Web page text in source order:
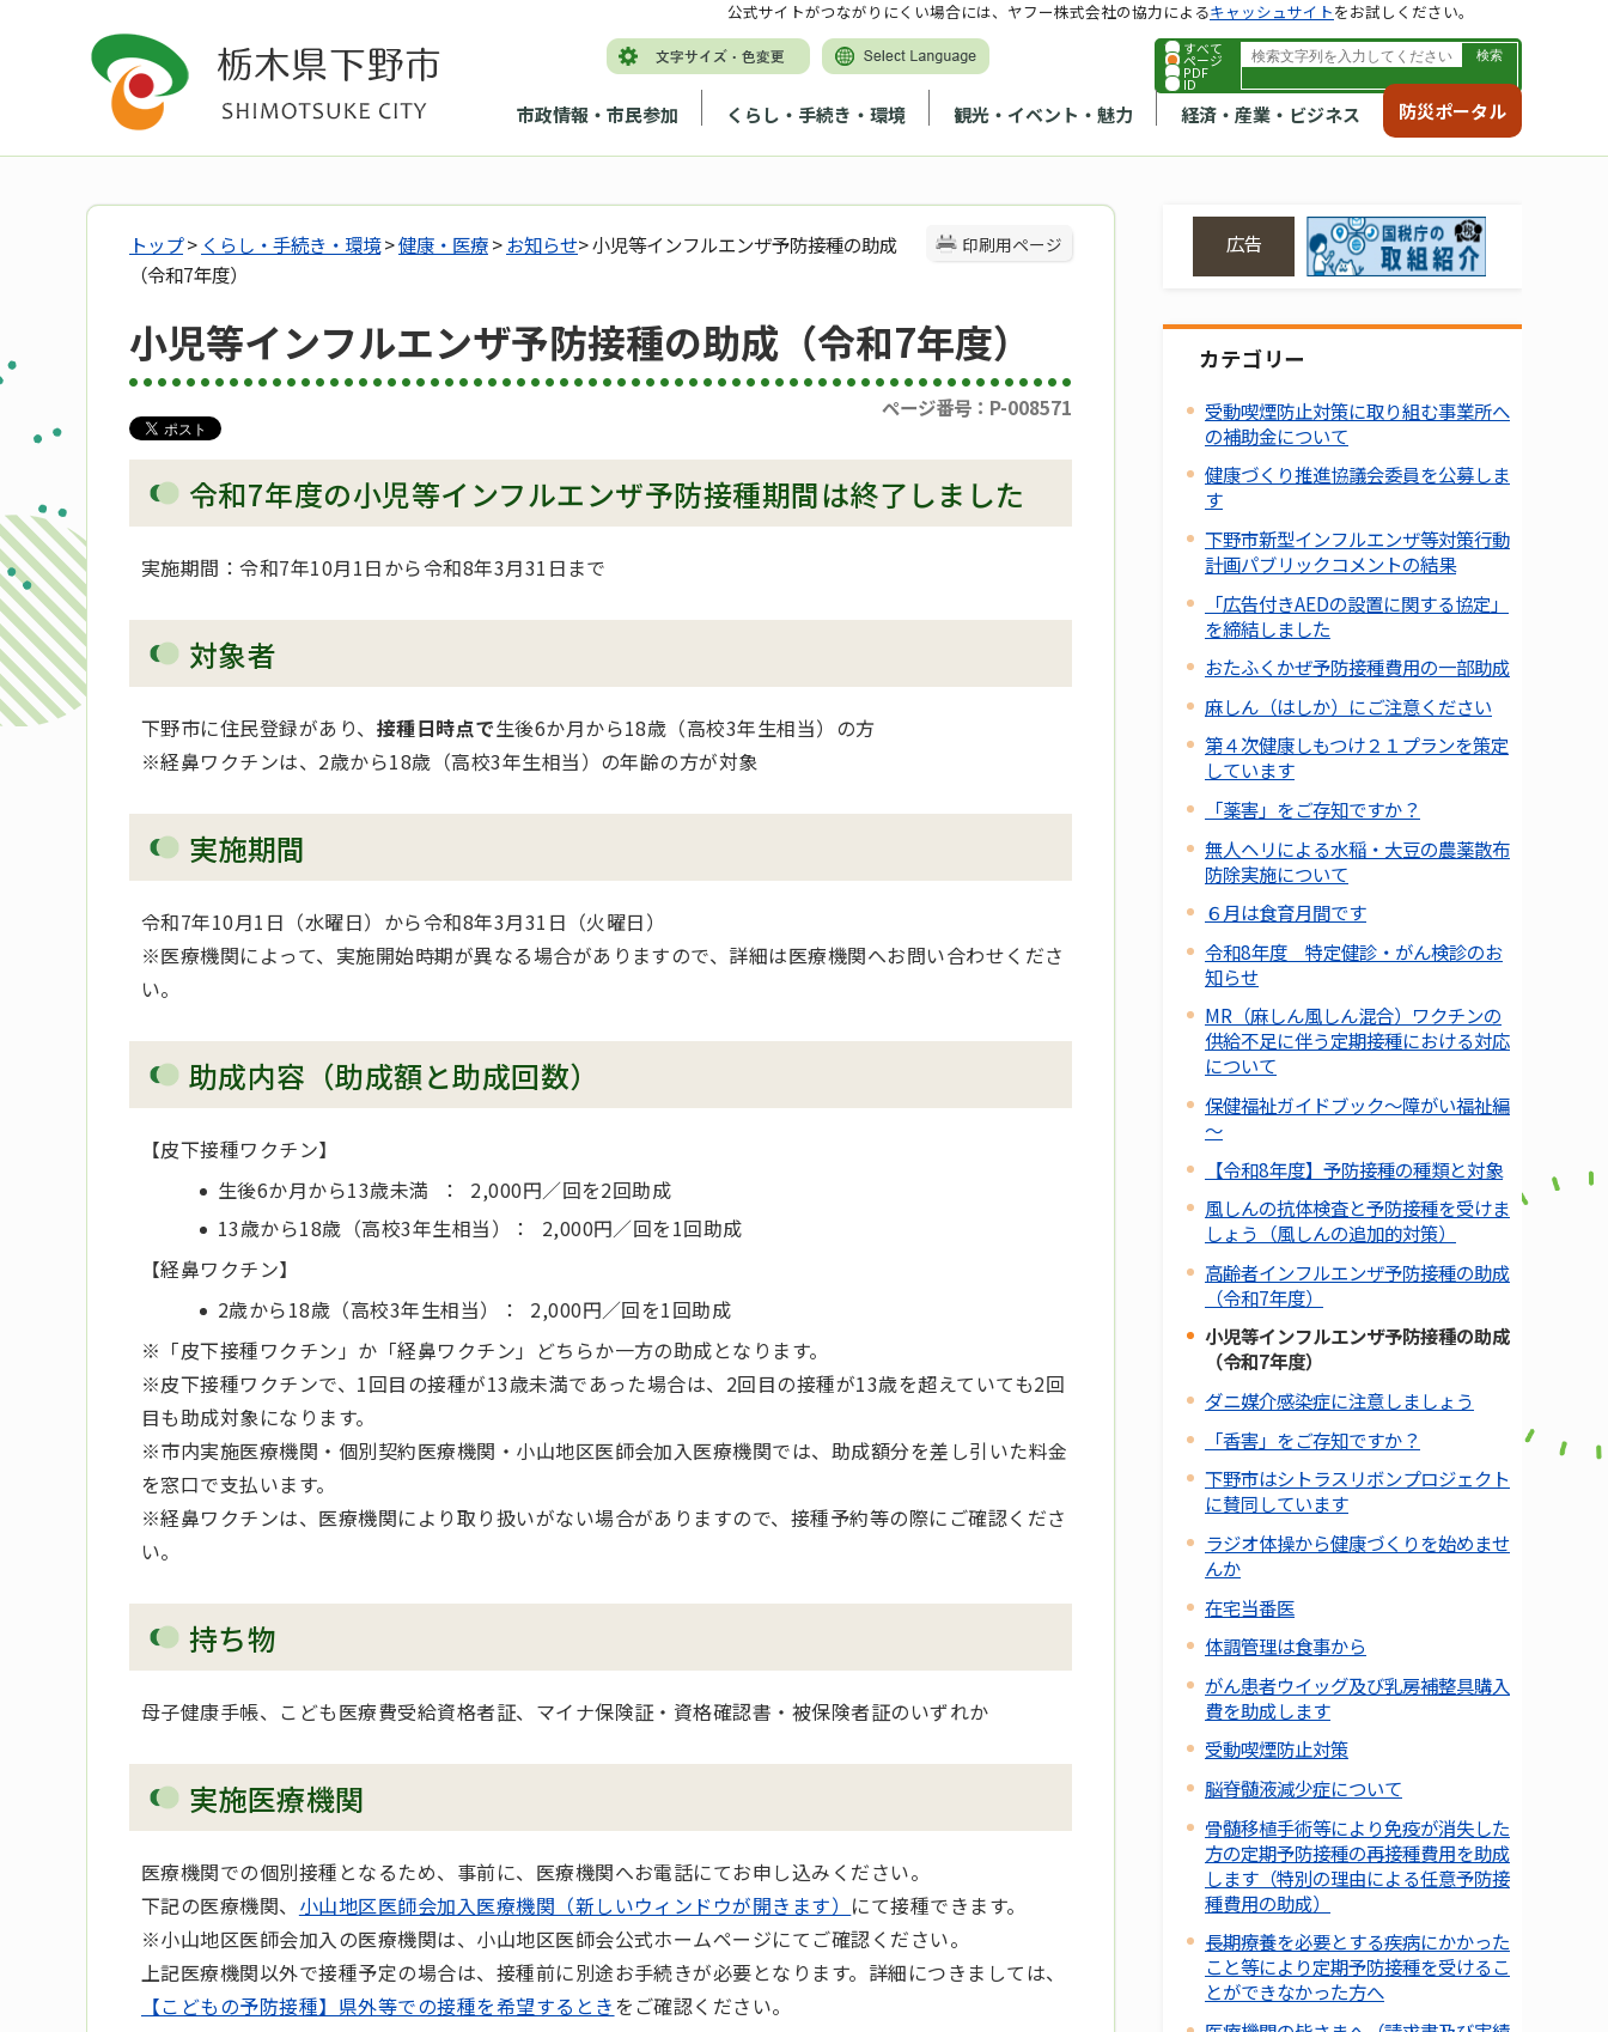
すべて
ページ
PDF
ID
市政情報・市民参加 くらし・手続き・環境 観光・イベント・魅力 経済・産業・ビジネス 防災ポータル
公式サイトがつながりにくい場合には、ヤフー株式会社の協力によるキャッシュサイトをお試しください。
印刷用ページ
トップ> くらし・手続き・環境>健康・医療>お知らせ> 小児等インフルエンザ予防接種の助成
（令和7年度）
小児等インフルエンザ予防接種の助成（令和7年度）
ページ番号：P-008571
令和7年度の小児等インフルエンザ予防接種期間は終了しました
実施期間：令和7年10月1日から令和8年3月31日まで
対象者
下野市に住民登録があり、 接種日時点で生後6か月から18歳（高校3年生相当）の方
※経鼻ワクチンは、2歳から18歳（高校3年生相当）の年齢の方が対象
実施期間
令和7年10月1日（水曜日）から令和8年3月31日（火曜日）
※医療機関によって、実施開始時期が異なる場合がありますので、詳細は医療機関へお問い合わせくださ
い。
助成内容（助成額と助成回数）
【皮下接種ワクチン】
生後6か月から13歳未満 ： 2,000円／回を2回助成
13歳から18歳（高校3年生相当）： 2,000円／回を1回助成
【経鼻ワクチン】
2歳から18歳（高校3年生相当）： 2,000円／回を1回助成
※「皮下接種ワクチン」か「経鼻ワクチン」どちらか一方の助成となります。
※皮下接種ワクチンで、1回目の接種が13歳未満であった場合は、2回目の接種が13歳を超えていても2回
目も助成対象になります。
※市内実施医療機関・個別契約医療機関・小山地区医師会加入医療機関では、助成額分を差し引いた料金
を窓口で支払います。
※経鼻ワクチンは、医療機関により取り扱いがない場合がありますので、接種予約等の際にご確認くださ
い。
持ち物
母子健康手帳、こども医療費受給資格者証、マイナ保険証・資格確認書・被保険者証のいずれか
実施医療機関
医療機関での個別接種となるため、事前に、医療機関へお電話にてお申し込みください。
下記の医療機関、 小山地区医師会加入医療機関（新しいウィンドウが開きます） にて接種できます。
※小山地区医師会加入の医療機関は、小山地区医師会公式ホームページにてご確認ください。
上記医療機関以外で接種予定の場合は、接種前に別途お手続きが必要となります。詳細につきましては、
【こどもの予防接種】県外等での接種を希望するときをご確認ください。
広告
カテゴリー
受動喫煙防止対策に取り組む事業所へ
の補助金について
健康づくり推進協議会委員を公募しま
す
下野市新型インフルエンザ等対策行動
計画パブリックコメントの結果
「広告付きAEDの設置に関する協定」
を締結しました
おたふくかぜ予防接種費用の一部助成
麻しん（はしか）にご注意ください
第４次健康しもつけ２１プランを策定
しています
「薬害」をご存知ですか？
無人ヘリによる水稲・大豆の農薬散布
防除実施について
６月は食育月間です
令和8年度 特定健診・がん検診のお
知らせ
MR（麻しん風しん混合）ワクチンの
供給不足に伴う定期接種における対応
について
保健福祉ガイドブック～障がい福祉編
～
【令和8年度】予防接種の種類と対象
風しんの抗体検査と予防接種を受けま
しょう（風しんの追加的対策）
高齢者インフルエンザ予防接種の助成
（令和7年度）
小児等インフルエンザ予防接種の助成
（令和7年度）
ダニ媒介感染症に注意しましょう
「香害」をご存知ですか？
下野市はシトラスリボンプロジェクト
に賛同しています
ラジオ体操から健康づくりを始めませ
んか
在宅当番医
体調管理は食事から
がん患者ウイッグ及び乳房補整具購入
費を助成します
受動喫煙防止対策
脳脊髄液減少症について
骨髄移植手術等により免疫が消失した
方の定期予防接種の再接種費用を助成
します（特別の理由による任意予防接
種費用の助成）
長期療養を必要とする疾病にかかった
こと等により定期予防接種を受けるこ
とができなかった方へ